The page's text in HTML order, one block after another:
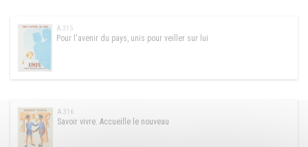
A 315
Pour l'avenir du pays, unis pour veiller sur lui
A 316
Savoir vivre. Accueille le nouveau